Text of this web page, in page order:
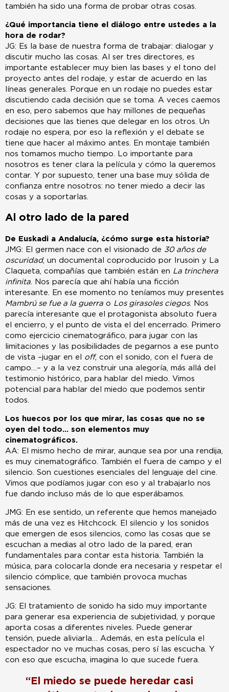
también ha sido una forma de probar otras cosas.
¿Qué importancia tiene el diálogo entre ustedes a la
hora de rodar?
JG: Es la base de nuestra forma de trabajar: dialogar y
discutir mucho las cosas. Al ser tres directores, es
importante establecer muy bien las bases y el tono del
proyecto antes del rodaje, y estar de acuerdo en las
líneas generales. Porque en un rodaje no puedes estar
discutiendo cada decisión que se toma. A veces caemos
en eso, pero sabemos que hay millones de pequeñas
decisiones que las tienes que delegar en los otros. Un
rodaje no espera, por eso la reflexión y el debate se
tiene que hacer al máximo antes. En montaje también
nos tomamos mucho tiempo. Lo importante para
nosotros es tener clara la película y cómo la queremos
contar. Y por supuesto, tener una base muy sólida de
confianza entre nosotros: no tener miedo a decir las
cosas y a soportarlas.
Al otro lado de la pared
De Euskadi a Andalucía, ¿cómo surge esta historia?
JMG: El germen nace con el visionado de 30 años de
oscuridad, un documental coproducido por Irusoin y La
Claqueta, compañías que también están en La trinchera
infinita . Nos parecía que ahí había una ficción
interesante. En ese momento no teníamos muy presentes
Mambrú se fue a la guerra o Los girasoles ciegos. Nos
parecía interesante que el protagonista absoluto fuera
el encierro, y el punto de vista el del encerrado. Primero
como ejercicio cinematográfico, para jugar con las
limitaciones y las posibilidades de pegarnos a ese punto
de vista –jugar en el off, con el sonido, con el fuera de
campo…– y a la vez construir una alegoría, más allá del
testimonio histórico, para hablar del miedo. Vimos
potencial para hablar del miedo que podemos sentir
todos.
Los huecos por los que mirar, las cosas que no se
oyen del todo… son elementos muy
cinematográficos.
AA: El mismo hecho de mirar, aunque sea por una rendija,
es muy cinematográfico. También el fuera de campo y el
silencio. Son cuestiones esenciales del lenguaje del cine.
Vimos que podíamos jugar con eso y al trabajarlo nos
fue dando incluso más de lo que esperábamos.
JMG: En ese sentido, un referente que hemos manejado
más de una vez es Hitchcock. El silencio y los sonidos
que emergen de esos silencios, como las cosas que se
escuchan a medias al otro lado de la pared, eran
fundamentales para contar esta historia. También la
música, para colocarla donde era necesaria y respetar el
silencio cómplice, que también provoca muchas
sensaciones.
JG: El tratamiento de sonido ha sido muy importante
para generar esa experiencia de subjetividad, y porque
aporta cosas a diferentes niveles. Puede generar
tensión, puede aliviarla… Además, en esta película el
espectador no ve muchas cosas, pero sí las escucha. Y
con eso que escucha, imagina lo que sucede fuera.
“El miedo se puede heredar casi